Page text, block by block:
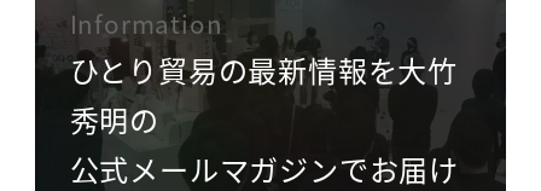
Information
ひとり貿易の最新情報を大竹
秀明の
公式メールマガジンでお届け